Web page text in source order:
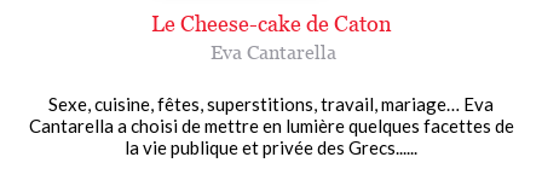
Le Cheese-cake de Caton
Eva Cantarella
Sexe, cuisine, fêtes, superstitions, travail, mariage… Eva
Cantarella a choisi de mettre en lumière quelques facettes de
la vie publique et privée des Grecs......